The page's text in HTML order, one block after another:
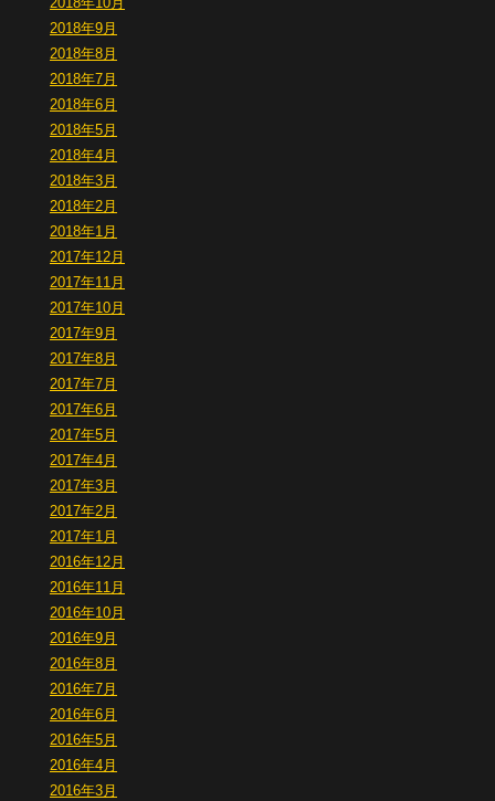
2018年9月
2018年8月
2018年7月
2018年6月
2018年5月
2018年4月
2018年3月
2018年2月
2018年1月
2017年12月
2017年11月
2017年10月
2017年9月
2017年8月
2017年7月
2017年6月
2017年5月
2017年4月
2017年3月
2017年2月
2017年1月
2016年12月
2016年11月
2016年10月
2016年9月
2016年8月
2016年7月
2016年6月
2016年5月
2016年4月
2016年3月